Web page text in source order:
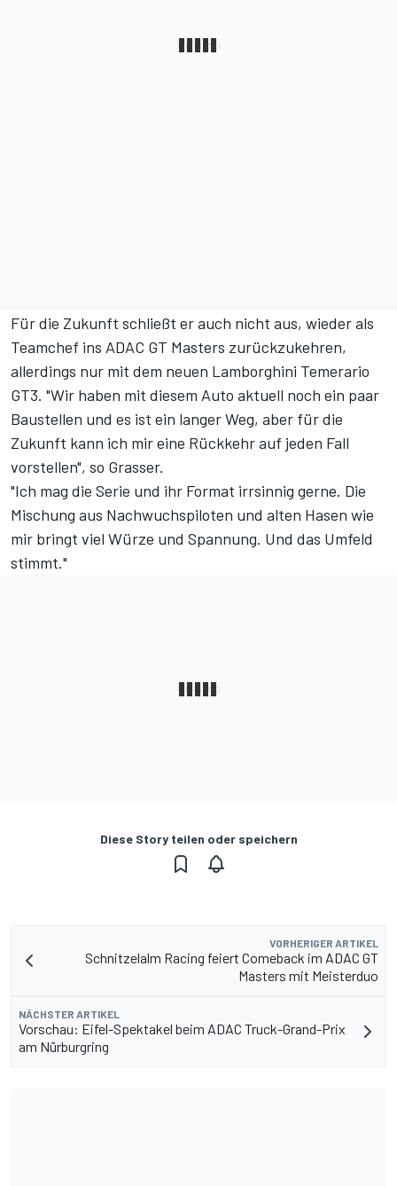
Für die Zukunft schließt er auch nicht aus, wieder als
Teamchef ins ADAC GT Masters zurückzukehren,
allerdings nur mit dem neuen Lamborghini Temerario
GT3. "Wir haben mit diesem Auto aktuell noch ein paar
Baustellen und es ist ein langer Weg, aber für die
Zukunft kann ich mir eine Rückkehr auf jeden Fall
vorstellen", so Grasser.
"Ich mag die Serie und ihr Format irrsinnig gerne. Die
Mischung aus Nachwuchspiloten und alten Hasen wie
mir bringt viel Würze und Spannung. Und das Umfeld
stimmt."
Diese Story teilen oder speichern
VORHERIGER ARTIKEL
Schnitzelalm Racing feiert Comeback im ADAC GT
Masters mit Meisterduo
NÄCHSTER ARTIKEL
Vorschau: Eifel-Spektakel beim ADAC Truck-Grand-Prix
am Nürburgring